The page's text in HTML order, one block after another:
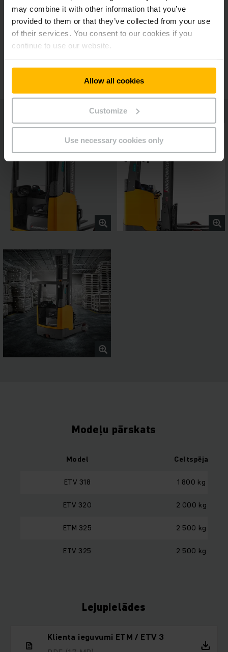
may combine it with other information that you’ve
provided to them or that they’ve collected from your use
of their services. You consent to our cookies if you
continue to use our website.
Allow all cookies
Customize
Use necessary cookies only
Aprīkojuma paketes atšķirīgiem ekspluatācijas
apstākļiem
Modeļu pārskats
Model Celtspēja
ETV 318 1 800 kg
ETV 320 2 000 kg
ETM 325 2 500 kg
ETV 325 2 500 kg
Lejupielādes
Klienta ieguvumi ETM / ETV 3